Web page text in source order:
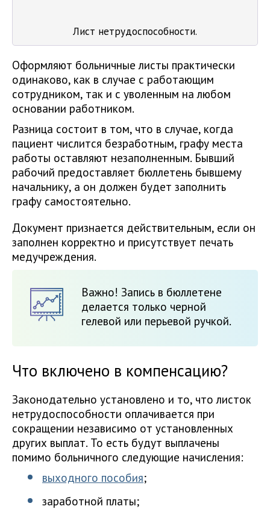
Лист нетрудоспособности.
Оформляют больничные листы практически
одинаково, как в случае с работающим
сотрудником, так и с уволенным на любом
основании работником.
Разница состоит в том, что в случае, когда
пациент числится безработным, графу места
работы оставляют незаполненным. Бывший
рабочий предоставляет бюллетень бывшему
начальнику, а он должен будет заполнить
графу самостоятельно.
Документ признается действительным, если он
заполнен корректно и присутствует печать
медучреждения.
Важно! Запись в бюллетене
делается только черной
гелевой или перьевой ручкой.
Что включено в компенсацию?
Законодательно установлено и то, что листок
нетрудоспособности оплачивается при
сокращении независимо от установленных
других выплат. То есть будут выплачены
помимо больничного следующие начисления:
выходного пособия;
заработной платы;